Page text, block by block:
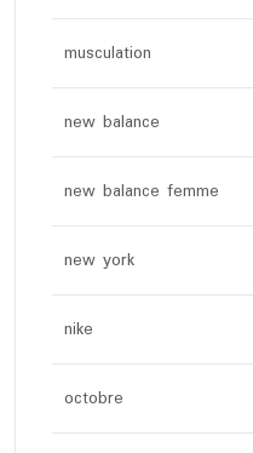
musculation
new balance
new balance femme
new york
nike
octobre